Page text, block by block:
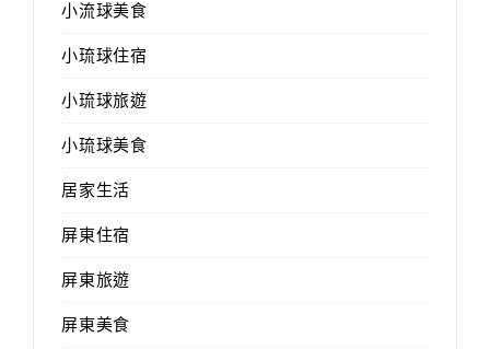
小流球美食
小琉球住宿
小琉球旅遊
小琉球美食
居家生活
屏東住宿
屏東旅遊
屏東美食